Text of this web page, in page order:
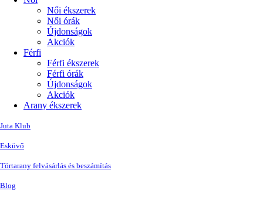
Női ékszerek
Női órák
Újdonságok
Akciók
Férfi
Férfi ékszerek
Férfi órák
Újdonságok
Akciók
Arany ékszerek
Juta Klub
Esküvő
Törtarany felvásárlás és beszámítás
Blog